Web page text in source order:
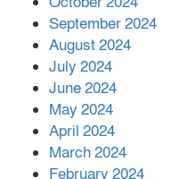
September 2024
August 2024
July 2024
June 2024
May 2024
April 2024
March 2024
February 2024